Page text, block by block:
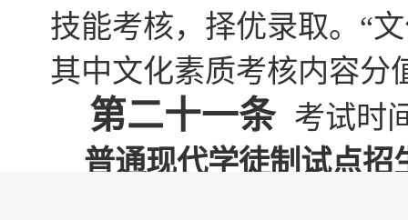
技能考核，择优录取。“
其中文化素质考核内容分
第二十一条 考试时
普通现代学徒制试点招